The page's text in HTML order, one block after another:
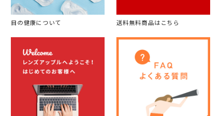
目の健康について 送料無料商品はこちら